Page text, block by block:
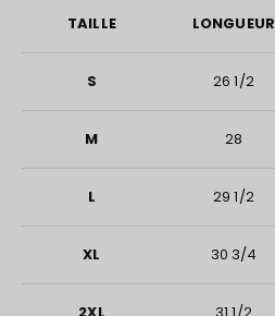
TAILLE LONGUEUR
S 26 1/2
M 28
L 29 1/2
XL 30 3/4